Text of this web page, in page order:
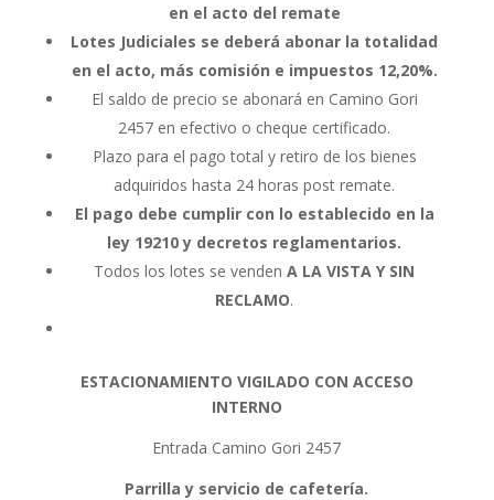
en el acto del remate
Lotes Judiciales se deberá abonar la totalidad
en el acto, más comisión e impuestos 12,20%.
El saldo de precio se abonará en Camino Gori
2457 en efectivo o cheque certificado.
Plazo para el pago total y retiro de los bienes
adquiridos hasta 24 horas post remate.
El pago debe cumplir con lo establecido en la
ley 19210 y decretos reglamentarios.
Todos los lotes se vendenA LA VISTA Y SIN
RECLAMO.
ESTACIONAMIENTO VIGILADO CON ACCESO
INTERNO
Entrada Camino Gori 2457
Parrilla y servicio de cafetería.